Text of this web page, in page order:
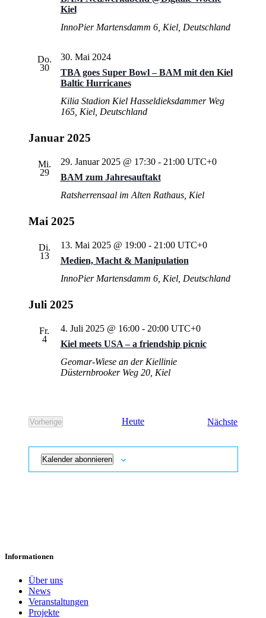
Kiel
InnoPier Martensdamm 6, Kiel, Deutschland
Do.
30
TBA goes Super Bowl – BAM mit den Kiel
Baltic Hurricanes
30. Mai 2024
Kilia Stadion Kiel Hasseldieksdammer Weg
165, Kiel, Deutschland
Januar 2025
Mi.
29
BAM zum Jahresauftakt
29. Januar 2025 @ 17:30- 21:00 UTC+0
Ratsherrensaal im Alten Rathaus, Kiel
Mai 2025
Di.
13
Medien, Macht & Manipulation
13. Mai 2025 @ 19:00- 21:00 UTC+0
InnoPier Martensdamm 6, Kiel, Deutschland
Juli 2025
Fr.
4
Kiel meets USA – a friendship picnic
4. Juli 2025 @ 16:00- 20:00 UTC+0
Geomar-Wiese an der Kiellinie
Düsternbrooker Weg 20, Kiel
Vorherige
Veranstaltungen
Heute Nächste
Kalender abonnieren
Informationen
Über uns
News
Veranstaltungen
Projekte